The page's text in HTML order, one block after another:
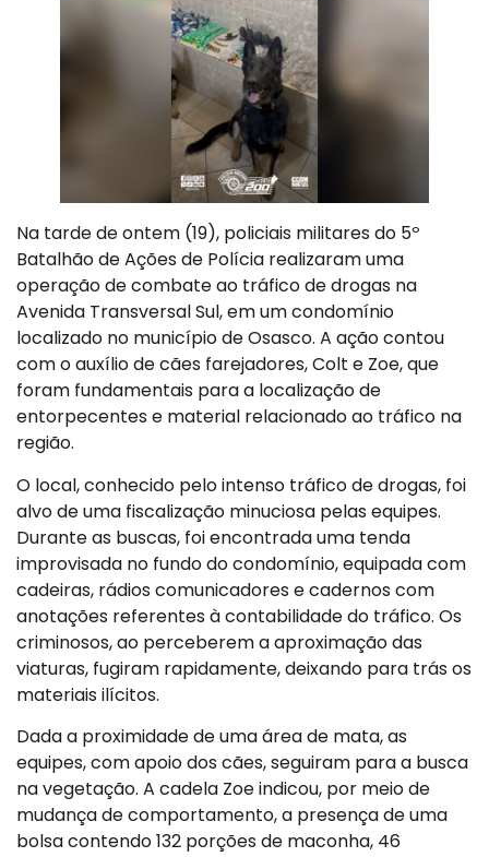
Na tarde de ontem (19), policiais militares do 5º
Batalhão de Ações de Polícia realizaram uma
operação de combate ao tráfico de drogas na
Avenida Transversal Sul, em um condomínio
localizado no município de Osasco. A ação contou
com o auxílio de cães farejadores, Colt e Zoe, que
foram fundamentais para a localização de
entorpecentes e material relacionado ao tráfico na
região.
O local, conhecido pelo intenso tráfico de drogas, foi
alvo de uma fiscalização minuciosa pelas equipes.
Durante as buscas, foi encontrada uma tenda
improvisada no fundo do condomínio, equipada com
cadeiras, rádios comunicadores e cadernos com
anotações referentes à contabilidade do tráfico. Os
criminosos, ao perceberem a aproximação das
viaturas, fugiram rapidamente, deixando para trás os
materiais ilícitos.
Dada a proximidade de uma área de mata, as
equipes, com apoio dos cães, seguiram para a busca
na vegetação. A cadela Zoe indicou, por meio de
mudança de comportamento, a presença de uma
bolsa contendo 132 porções de maconha, 46